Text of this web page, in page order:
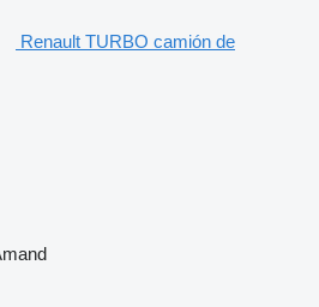
Renault TURBO camión de